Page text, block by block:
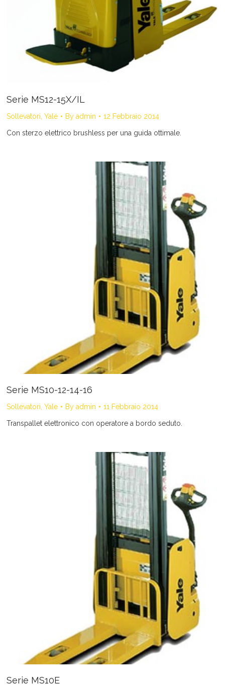
Serie MS12-15X/IL
Sollevatori Yale By admin 12 Febbraio 2014
Con sterzo elettrico brushless per una guida ottimale.
Serie MS10-12-14-16
Sollevatori Yale By admin 11 Febbraio 2014
Transpallet elettronico con operatore a bordo seduto.
Serie MS10E